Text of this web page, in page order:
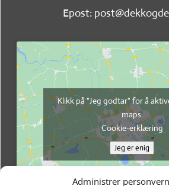
Administrer
Epost:
Klikk på "Jeg godtar" for å
maps
Cookie-erklæring
Jeg er enig